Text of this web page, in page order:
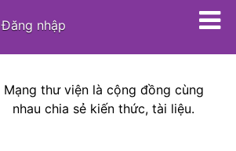
Đăng nhập
Mạng thư viện là cộng đồng cùng
nhau chia sẻ kiến thức, tài liệu.